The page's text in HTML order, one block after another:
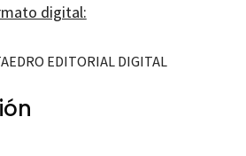
digital:
EDITORIAL DIGITAL